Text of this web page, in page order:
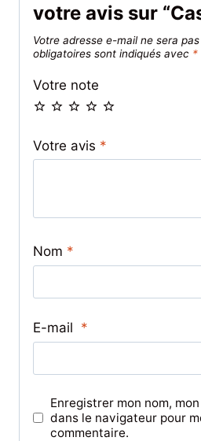
votre avis sur
Votre adresse e-mail ne sera pas
obligatoires sont indiqués avec *
Votre note
Votre avis *
Nom *
E-mail *
Enregistrer mon nom,
dans le navigateur pour
commentaire.